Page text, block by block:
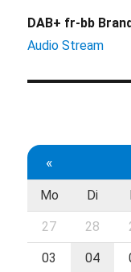
DAB+ fr-bb
Audio Stream
«
Mo Di
27 28
03 04